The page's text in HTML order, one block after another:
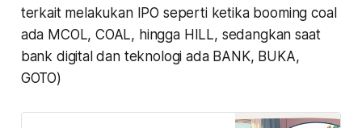
terkait melakukan IPO seperti ketika booming coal
ada MCOL, COAL, hingga HILL, sedangkan saat
bank digital dan teknologi ada BANK, BUKA,
GOTO)